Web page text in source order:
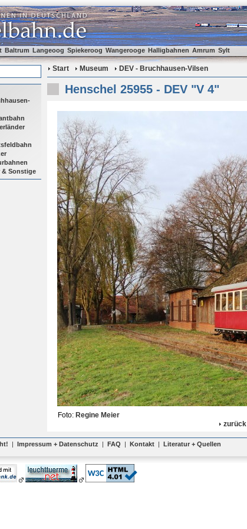
Baltrum Langeoog Spiekeroog Wangerooge Halligbahnen Amrum Sylt
& Sonstige
Start Museum DEV - Bruchhausen-Vilsen
Henschel 25955 - DEV "V 4"
Foto: Regine Meier
zurück
| Impressum + Datenschutz | FAQ | Kontakt | Literatur + Quellen